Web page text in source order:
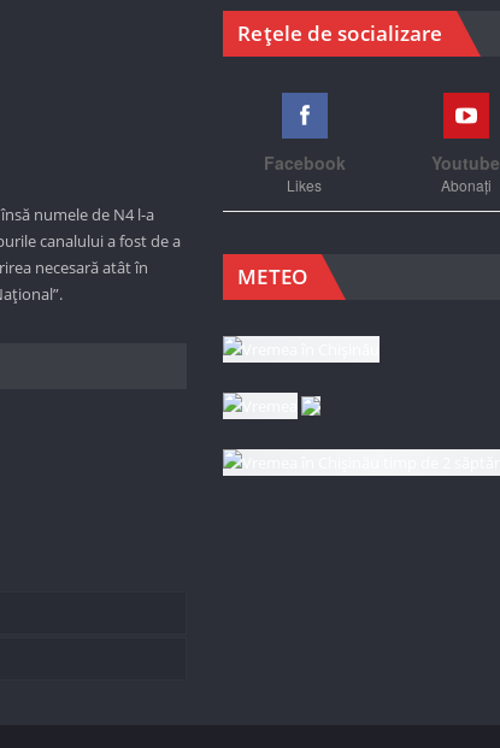
numele de N4 l-a
canalului a fost de a
necesară atât în
Rețele de socializare
Facebook
Likes
Youtube
Abonați
METEO